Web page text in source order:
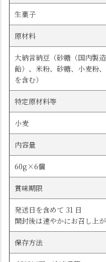
生菓子
原材料
大納言納豆（砂糖（国内製
飴）、米粉、砂糖、小麦粉
を含む）
特定原材料等
小麦
内容量
60g×6個
賞味期限
発送日を含めて 31 日
開封後は速やかにお召し上
保存方法